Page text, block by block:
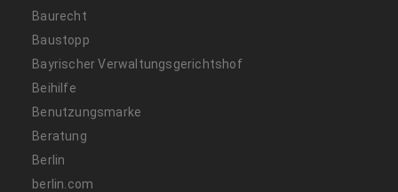
Baurecht
Baustopp
Bayrischer Verwaltungsgerichtshof
Beihilfe
Benutzungsmarke
Beratung
Berlin
berlin.com